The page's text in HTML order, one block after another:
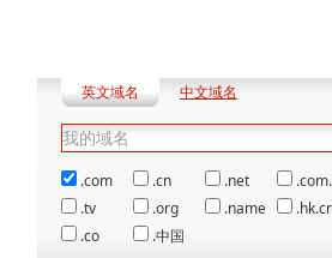
英文域名 中文域名
.com .cn .net
.tv
.org .name
.co
.中国